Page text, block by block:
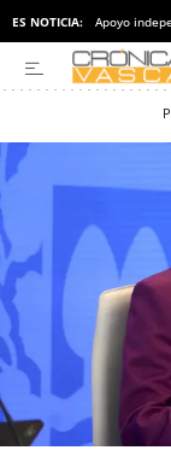
ES NOTICIA: Apoyo